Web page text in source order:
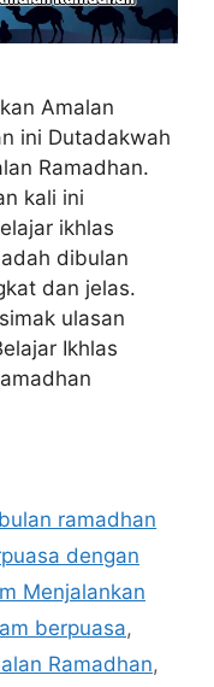
Amalan
ini Dutadakwah
Ramadhan.
kali ini
ikhlas
dibulan
dan jelas.
ulasan
Ikhlas
ramadhan
dengan
Menjalankan
berpuasa,
Ramadhan,